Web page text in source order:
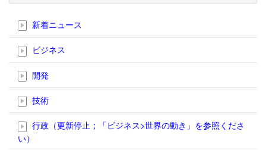
新着ニュース
ビジネス
開発
技術
行政（更新停止；「ビジネス>世界の動き」を参照くださ
い）